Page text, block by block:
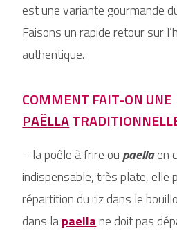
est une variante gourmande
Faisons un rapide retour sur
authentique.
COMMENT FAIT-ON UNE
PAËLLA
– la poêle à frire ou paellaen
indispensable, très plate, elle
répartition du riz dans le
dans lapaellane doit pas